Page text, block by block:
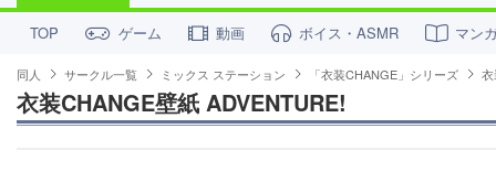
TOP ゲーム 動画 ボイス・ASMR マン
同人 サークル一覧 ミックス ステーション 「衣装CHANGE」シリーズ
衣装CHANGE壁紙 ADVENTURE!